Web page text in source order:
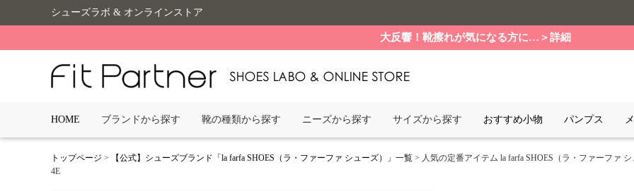
シューズラボ & オンラインストア
大反響！靴擦れが気になる方に…＞詳細
HOME ブランドから探す 靴の種類から探す ニーズから探す サイズから探す おすすめ小物 パンプス
トップページ > 【公式】シューズブランド「la farfa SHOES（ラ・ファーファ シューズ）」一覧 > 人気の定番アイテム la farfa SHOES（ラ・ファーファ
4E